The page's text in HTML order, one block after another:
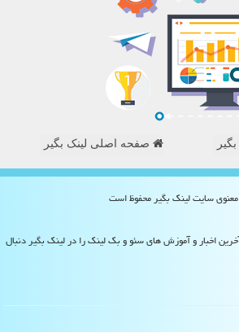
صفحه اصلی لینک بگیر
اخبار و آموزش های سئو و بک لینک را در لینک بگیر دنبال